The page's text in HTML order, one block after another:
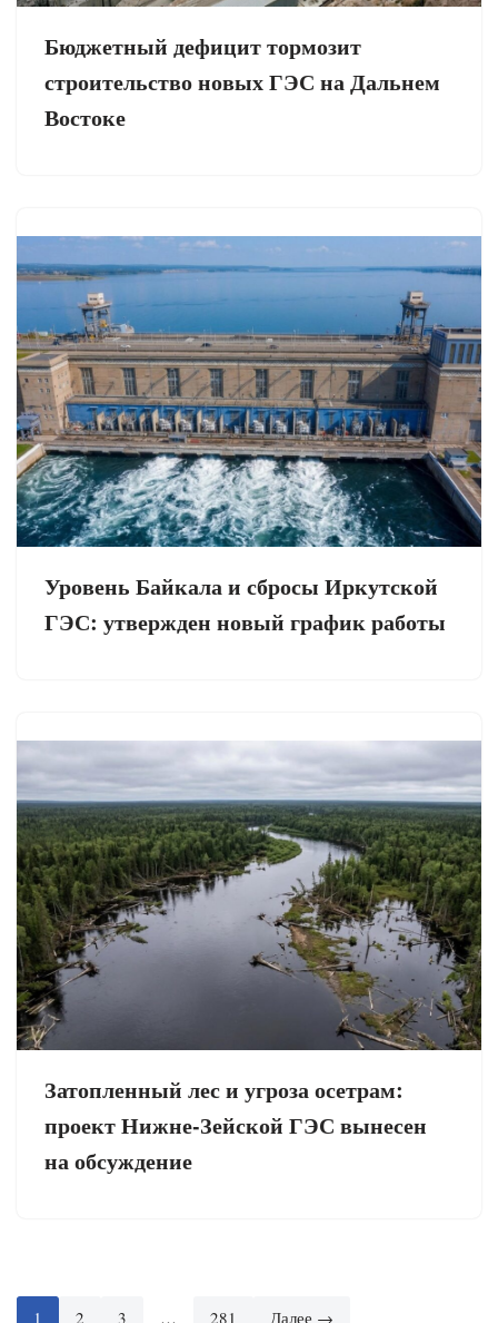
Бюджетный дефицит тормозит
строительство новых ГЭС на Дальнем
Востоке
Уровень Байкала и сбросы Иркутской
ГЭС: утвержден новый график работы
Затопленный лес и угроза осетрам:
проект Нижне-Зейской ГЭС вынесен
на обсуждение
1 2 3 … 281 Далее →